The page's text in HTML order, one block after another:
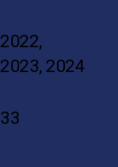
2022,
2023, 2024
33